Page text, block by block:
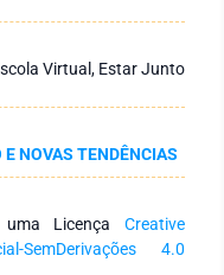
dados da
pesquisa demonstrou
interação entre
alta de realização de
pedagógica da
“Escola Virtual” e o
Virtual, Estar Junto
NOVAS TENDÊNCIAS
Licença Creative
SemDerivações 4.0